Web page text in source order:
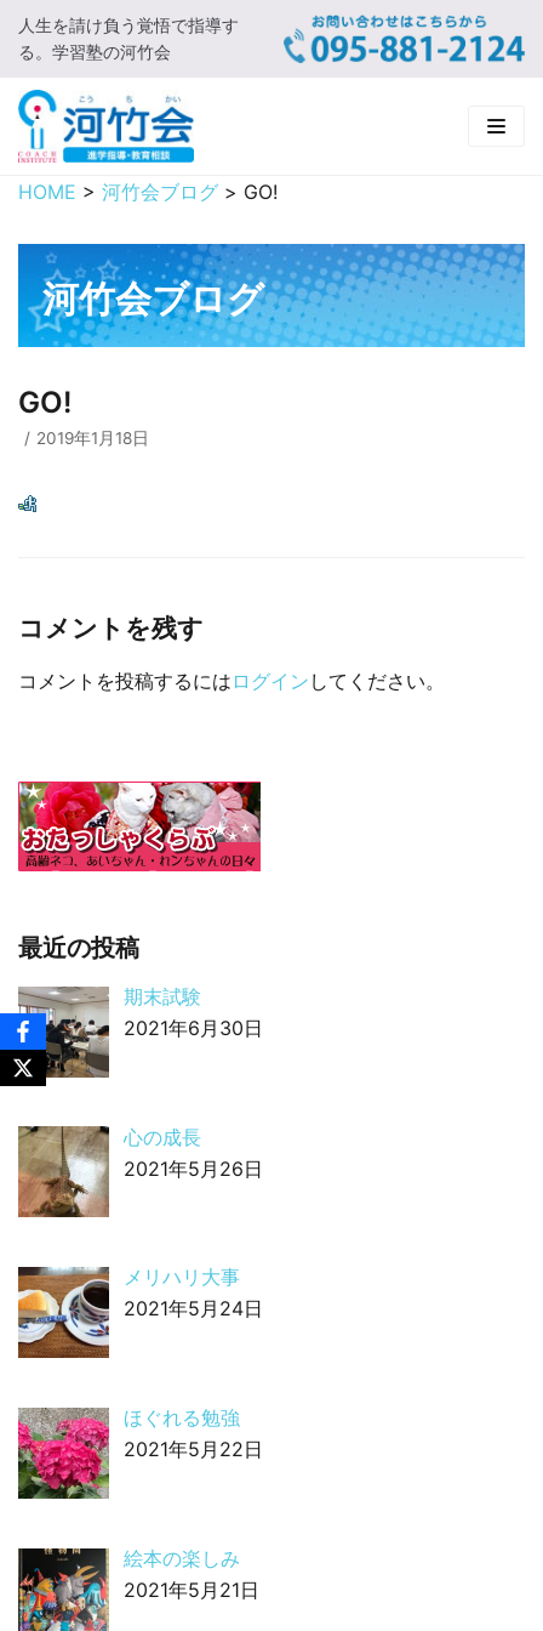
コ
ン
テ
ン
ツ
に
キ
プ
人生を請け負う覚悟で指導す
る。学習塾の河竹会
HOME
新着情報
□ お知らせ
河竹会について
□ 河竹会について
□ 小学部
実 績
HOME > 河竹会ブログ > GO!
河竹会ブログ
GO!
2019年1月18日
コメントを残す
コメントを投稿するには ログイン してください。
最近の投稿
期末試験
2021年6月30日
心の成長
2021年5月26日
メリハリ大事
2021年5月24日
ほぐれる勉強
2021年5月22日
絵本の楽しみ
2021年5月21日